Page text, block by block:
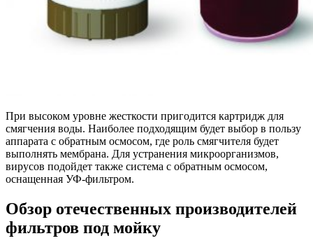
При высоком уровне жесткости пригодится картридж для
смягчения воды. Наиболее подходящим будет выбор в пользу
аппарата с обратным осмосом, где роль смягчителя будет
выполнять мембрана. Для устранения микроорганизмов,
вирусов подойдет также система с обратным осмосом,
оснащенная УФ-фильтром.
Обзор отечественных производителей
фильтров под мойку